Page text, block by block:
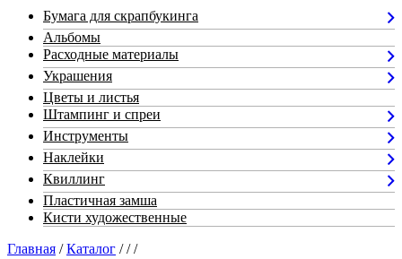
Бумага для скрапбукинга
Альбомы
Расходные материалы
Украшения
Цветы и листья
Штампинг и спреи
Инструменты
Наклейки
Квиллинг
Пластичная замша
Кисти художественные
Главная /Каталог ///